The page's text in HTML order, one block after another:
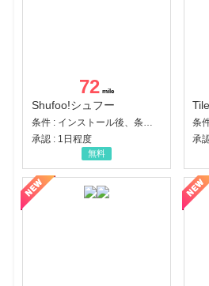
72
Shufoo!シュフー
条件 : インストール後、条件達成
承認 : 1日程度
無料
条
承